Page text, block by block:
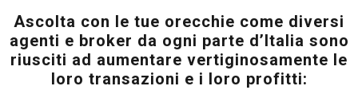
Ascolta con le tue orecchie come diversi
agenti e broker da ogni parte d’Italia sono
riusciti ad aumentare vertiginosamente le
loro transazioni e i loro profitti: